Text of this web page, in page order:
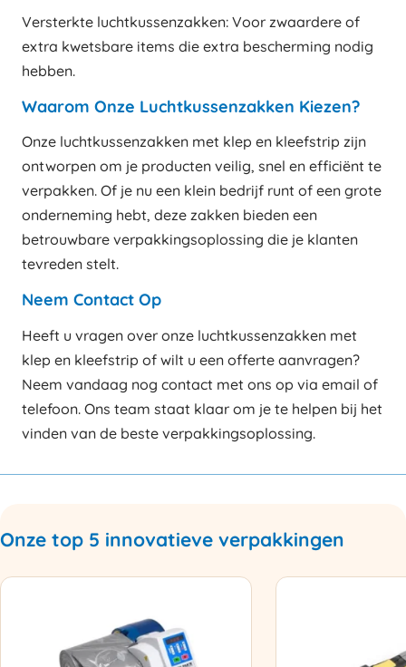
Versterkte luchtkussenzakken: Voor zwaardere of
extra kwetsbare items die extra bescherming nodig
hebben.
Waarom Onze Luchtkussenzakken Kiezen?
Onze luchtkussenzakken met klep en kleefstrip zijn
ontworpen om je producten veilig, snel en efficiënt te
verpakken. Of je nu een klein bedrijf runt of een grote
onderneming hebt, deze zakken bieden een
betrouwbare verpakkingsoplossing die je klanten
tevreden stelt.
Neem Contact Op
Heeft u vragen over onze luchtkussenzakken met
klep en kleefstrip of wilt u een offerte aanvragen?
Neem vandaag nog contact met ons op via email of
telefoon. Ons team staat klaar om je te helpen bij het
vinden van de beste verpakkingsoplossing.
Onze top 5 innovatieve verpakkingen